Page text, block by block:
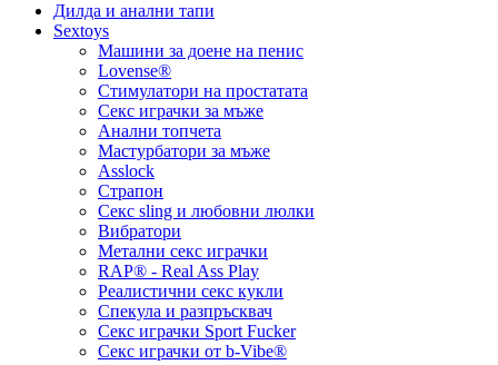
Дилда и анални тапи
Sextoys
Машини за доене на пенис
Lovense®
Стимулатори на простатата
Секс играчки за мъже
Анални топчета
Мастурбатори за мъже
Asslock
Страпон
Секс sling и любовни люлки
Вибратори
Метални секс играчки
RAP® - Real Ass Play
Реалистични секс кукли
Спекула и разпръсквач
Секс играчки Sport Fucker
Секс играчки от b-Vibe®